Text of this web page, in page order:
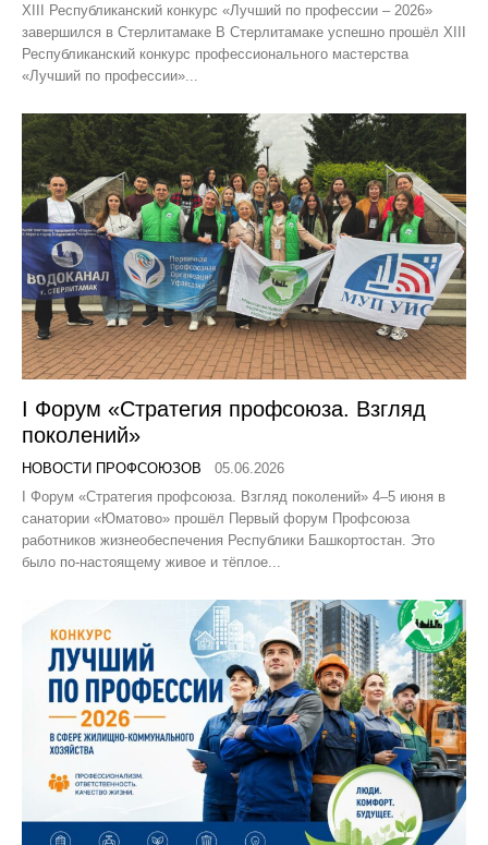
XIII Республиканский конкурс «Лучший по профессии – 2026»
завершился в Стерлитамаке В Стерлитамаке успешно прошёл XIII
Республиканский конкурс профессионального мастерства
«Лучший по профессии»...
I Форум «Стратегия профсоюза. Взгляд
поколений»
НОВОСТИ ПРОФСОЮЗОВ
05.06.2026
I Форум «Стратегия профсоюза. Взгляд поколений» 4–5 июня в
санатории «Юматово» прошёл Первый форум Профсоюза
работников жизнеобеспечения Республики Башкортостан. Это
было по-настоящему живое и тёплое...